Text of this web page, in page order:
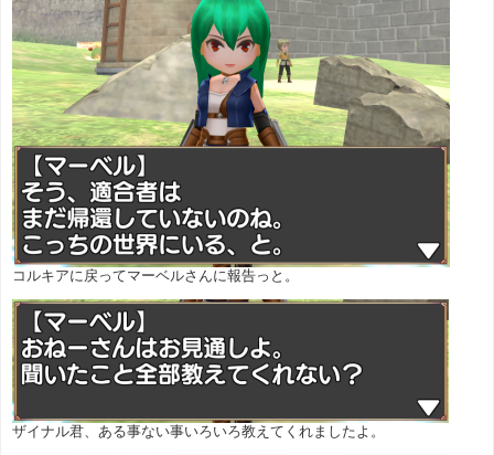
コルキアに戻ってマーベルさんに報告っと。
ザイナル君、ある事ない事いろいろ教えてくれましたよ。